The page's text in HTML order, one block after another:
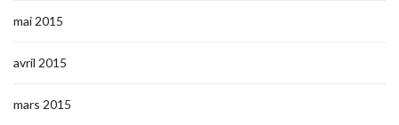
mai 2015
avril 2015
mars 2015